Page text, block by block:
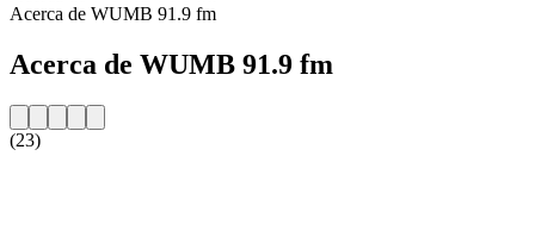
Acerca de WUMB 91.9 fm
Acerca de WUMB 91.9 fm
(23)